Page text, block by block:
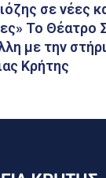
σε νέες
Το Θέατρο
με την
Κρήτης